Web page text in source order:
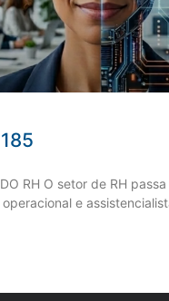
DO RH O setor de RH
e